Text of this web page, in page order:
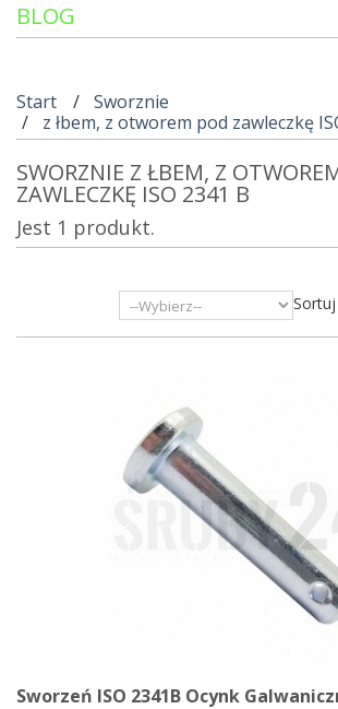
BLOG
Start
Sworznie
z łbem, z otworem pod zawleczkę
SWORZNIE Z ŁBEM, Z
ZAWLECZKĘ ISO 2341 B
Jest 1 produkt.
Sworzeń ISO 2341B Ocynk